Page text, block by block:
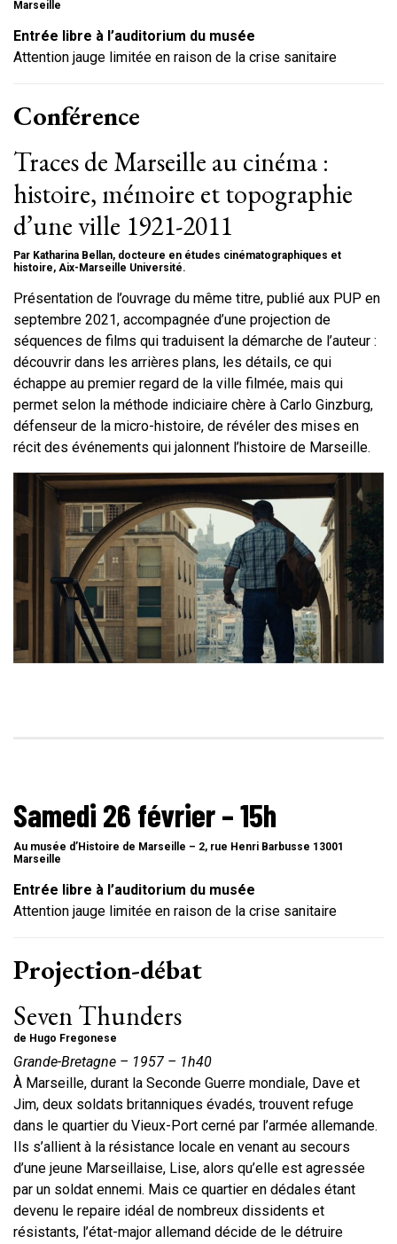
Marseille
Entrée libre à l’auditorium du musée
Attention jauge limitée en raison de la crise sanitaire
Conférence
Traces de Marseille au cinéma :
histoire, mémoire et topographie
d’une ville 1921-2011
Par Katharina Bellan, docteure en études cinématographiques et
histoire, Aix-Marseille Université.
Présentation de l’ouvrage du même titre, publié aux PUP en
septembre 2021, accompagnée d’une projection de
séquences de films qui traduisent la démarche de l’auteur :
découvrir dans les arrières plans, les détails, ce qui
échappe au premier regard de la ville filmée, mais qui
permet selon la méthode indiciaire chère à Carlo Ginzburg,
défenseur de la micro-histoire, de révéler des mises en
récit des événements qui jalonnent l’histoire de Marseille.
Samedi 26 février – 15h
Au musée d’Histoire de Marseille – 2, rue Henri Barbusse 13001
Marseille
Entrée libre à l’auditorium du musée
Attention jauge limitée en raison de la crise sanitaire
Projection-débat
Seven Thunders
de Hugo Fregonese
Grande-Bretagne – 1957 – 1h40
À Marseille, durant la Seconde Guerre mondiale, Dave et
Jim, deux soldats britanniques évadés, trouvent refuge
dans le quartier du Vieux-Port cerné par l’armée allemande.
Ils s’allient à la résistance locale en venant au secours
d’une jeune Marseillaise, Lise, alors qu’elle est agressée
par un soldat ennemi. Mais ce quartier en dédales étant
devenu le repaire idéal de nombreux dissidents et
résistants, l’état-major allemand décide de le détruire